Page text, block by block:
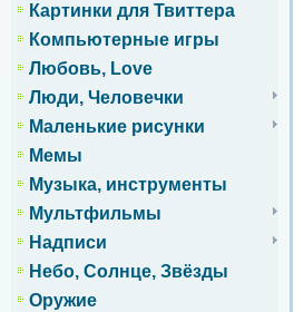
Картинки для Твиттера
Компьютерные игры
Любовь, Love
Люди, Человечки
Маленькие рисунки
Мемы
Музыка, инструменты
Мультфильмы
Надписи
Небо, Солнце, Звёзды
Оружие